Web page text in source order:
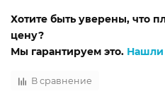
Хотите быть уверены, что
цену?
Мы гарантируем это. Нашли
В сравнение